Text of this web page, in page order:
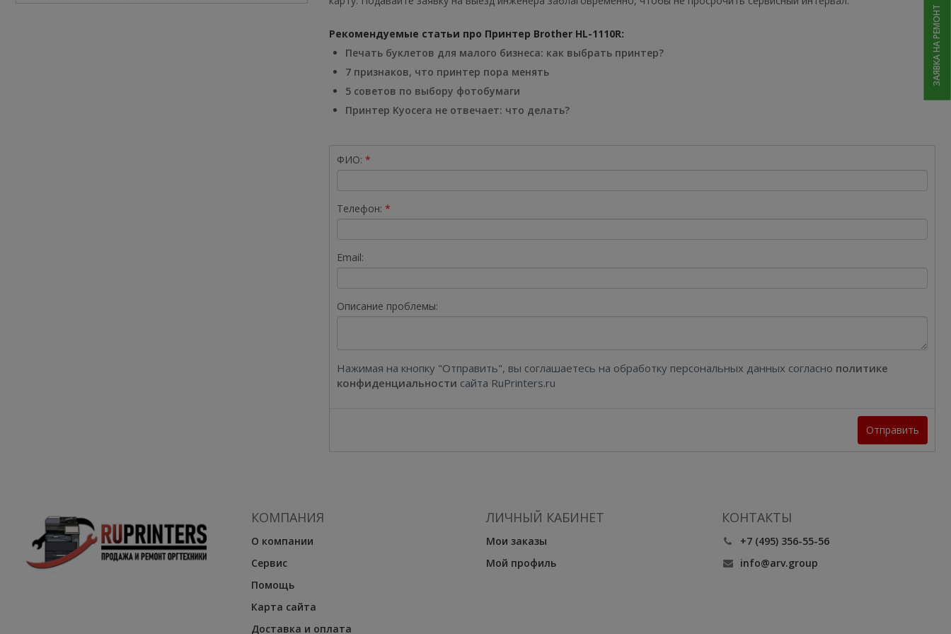
Рекомендуемые статьи про Принтер Brother HL-1110R:
Печать буклетов для малого бизнеса: как выбрать принтер?
7 признаков, что принтер пора менять
5 советов по выбору фотобумаги
Принтер Kyocera не отвечает: что делать?
ФИО:
Телефон:
Email:
Описание проблемы:
Нажимая на кнопку "Отправить", вы соглашаетесь на обработку персональных данных согласно политике
конфиденциальности сайта RuPrinters.ru
Отправить
ЗАЯВКА НА РЕМОНТ
КОМПАНИЯ
О компании
Сервис
Помощь
Карта сайта
Доставка и оплата
ЛИЧНЫЙ КАБИНЕТ
Мои заказы
Мой профиль
КОНТАКТЫ
+7 (495) 356-55-56
info@arv.group